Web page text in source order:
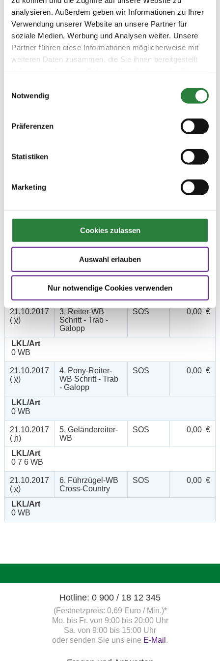
analysieren. Außerdem geben wir Informationen zu Ihrer
Verwendung unserer Website an unsere Partner für
soziale Medien, Werbung und Analysen weiter. Unsere
Partner führen diese Informationen möglicherweise mit
weiteren Daten zusammen, die Sie ihnen bereitgestellt
Notwendig
Präferenzen
Statistiken
Marketing
Cookies zulassen
Auswahl erlauben
Nur notwendige Cookies verwenden
Vorläufige Zeitenteilung:
Sa. vorm.: 3,4,6; nachm.: 1,2,5
Zu den Ergebnissen auf www.fn-erfolgsdaten.de
Preisgeld
21.10.2017
(n)
1. Stilgeländeritt-
WB
SOS 0,00 €
0 7 6 WB
(n)
2. Stil-Geländeritt
Kl.A*
GEV
21.10.2017
( v)
3. Reiter-WB
Schritt - Trab -
Galopp
SOS 0,00 €
LKL/Art
0 WB
21.10.2017
( v)
4. Pony-Reiter-
WB Schritt - Trab
- Galopp
SOS 0,00 €
LKL/Art
0 WB
21.10.2017
( n)
5. Geländereiter-
WB
SOS 0,00 €
LKL/Art
0 7 6 WB
21.10.2017
( v)
6. Führzügel-WB
Cross-Country
SOS 0,00 €
LKL/Art
0 WB
Hotline: 0 900 / 18 12 345
(Festnetzpreis: 0,69 Euro / Min.)*
Mo. bis Fr. von 9:00 bis 20:00 Uhr
Sa. von 9:00 bis 15:00 Uhr
oder senden Sie uns eine E-Mail .